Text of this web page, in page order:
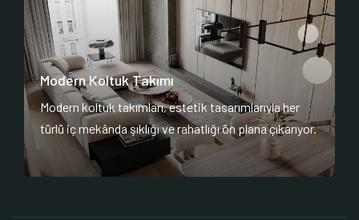
Modern Koltuk Takımı
Modern koltuk takımları, estetik tasarımlarıyla her
türlü iç mekânda şıklığı ve rahatlığı ön plana çıkarıyor.